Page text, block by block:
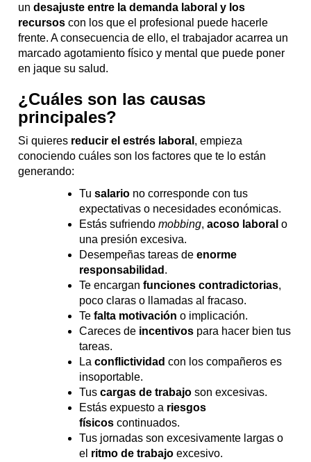
undesajuste entre la demanda laboral y los
recursos con los que el profesional puede hacerle
frente. A consecuencia de ello, el trabajador acarrea un
marcado agotamiento físico y mental que puede poner
en jaque su salud.
¿Cuáles son las causas
principales?
Si quieres reducir el estrés laboral , empieza
conociendo cuáles son los factores que te lo están
generando:
Tusalario no corresponde con tus
expectativas o necesidades económicas.
Estás sufriendomobbing,acoso laboral o
una presión excesiva.
Desempeñas tareas deenorme
responsabilidad .
Te encarganfunciones contradictorias,
poco claras o llamadas al fracaso.
Tefalta motivación o implicación.
Careces de incentivos para hacer bien tus
tareas.
Laconflictividadcon los compañeros es
insoportable.
Tuscargas de trabajo son excesivas.
Estás expuesto a riesgos
físicos continuados.
Tus jornadas son excesivamente largas o
el ritmo de trabajo excesivo.